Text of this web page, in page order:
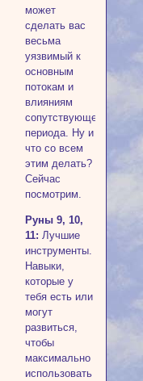
может
сделать вас
весьма
уязвимый к
основным
потокам и
влияниям
сопутствующего
периода. Ну и
что со всем
этим делать?
Сейчас
посмотрим.
Руны 9, 10,
11: Лучшие
инструменты.
Навыки,
которые у
тебя есть или
могут
развиться,
чтобы
максимально
использовать